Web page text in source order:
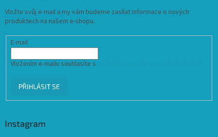
Vložte svůj e-mail a my vám budeme zasílat informace o nových
produktech na našem e-shopu.
E-mail
Vložením e-mailu souhlasíte s
PŘIHLÁSIT SE
Instagram